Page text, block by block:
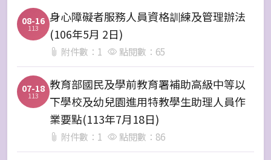
08-16
113
身心障礙者服務人員資格訓練及管理辦法
(106年5月 2日)
附件數：1 點閱數：65
07-18
113
教育部國民及學前教育署補助高級中等以
下學校及幼兒園進用特教學生助理人員作
業要點(113年7月18日)
附件數：1 點閱數：86